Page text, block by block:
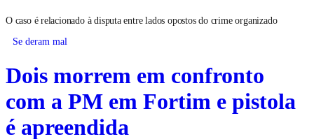
O caso é relacionado à disputa entre lados opostos do crime organizado
Se deram mal
Dois morrem em confronto
com a PM em Fortim e pistola
é apreendida